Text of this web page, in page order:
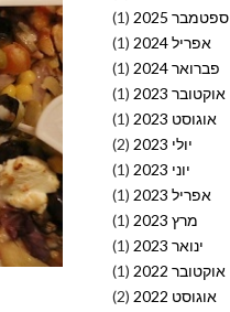
ספטמבר 2025
(1)
אפריל 2024
(1)
פברואר 2024
(1)
אוקטובר 2023
(1)
אוגוסט 2023
(1)
יולי 2023
(2)
יוני 2023
(1)
אפריל 2023
(1)
מרץ 2023
(1)
ינואר 2023
(1)
אוקטובר 2022
(1)
אוגוסט 2022
(2)